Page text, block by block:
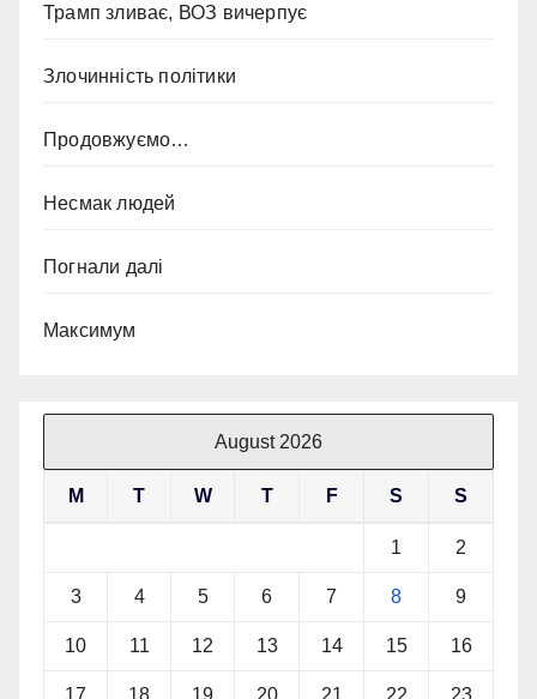
Трамп зливає, ВОЗ вичерпує
Злочинність політики
Продовжуємо…
Несмак людей
Погнали далі
Максимум
August 2026
M T W T F S S
1 2
3 4 5 6 7 8 9
10 11 12 13 14 15 16
17 18 19 20 21 22 23